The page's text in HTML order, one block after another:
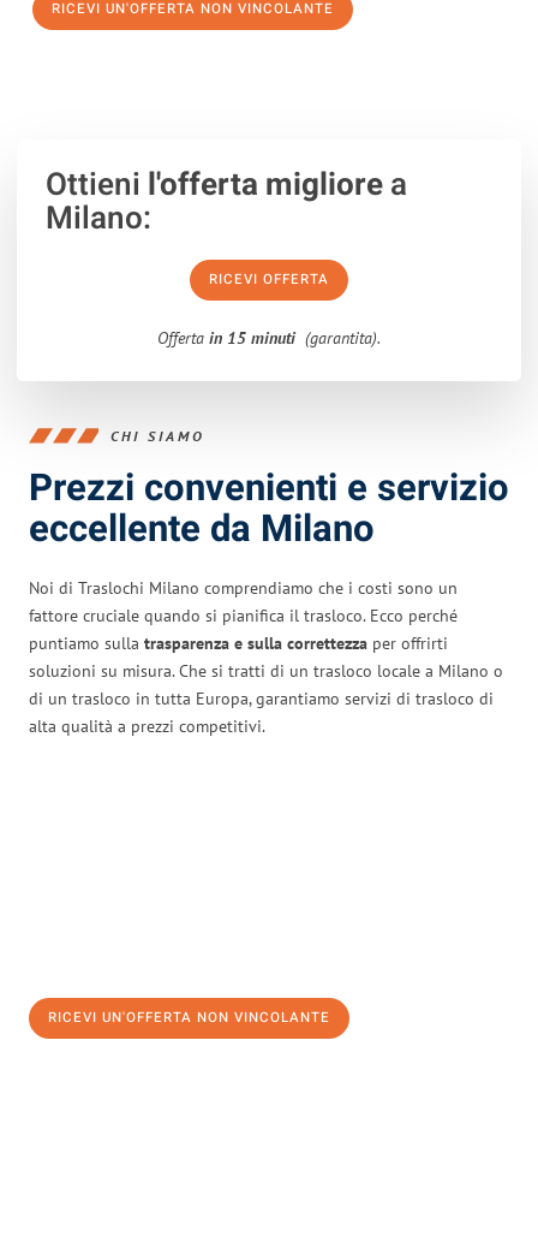
RICEVI UN'OFFERTA NON VINCOLANTE
Ottieni l'offerta migliorea
Milano:
RICEVI OFFERTA
Offerta in 15 minuti (garantita).
CHI SIAMO
Prezzi convenienti e servizio
eccellente da Milano
Noi di Traslochi Milano comprendiamo che i costi sono un
fattore cruciale quando si pianifica il trasloco. Ecco perché
puntiamo sulla trasparenza e sulla correttezza per offrirti
soluzioni su misura. Che si tratti di un trasloco locale a Milano o
di un trasloco in tutta Europa, garantiamo servizi di trasloco di
alta qualità a prezzi competitivi.
RICEVI UN'OFFERTA NON VINCOLANTE